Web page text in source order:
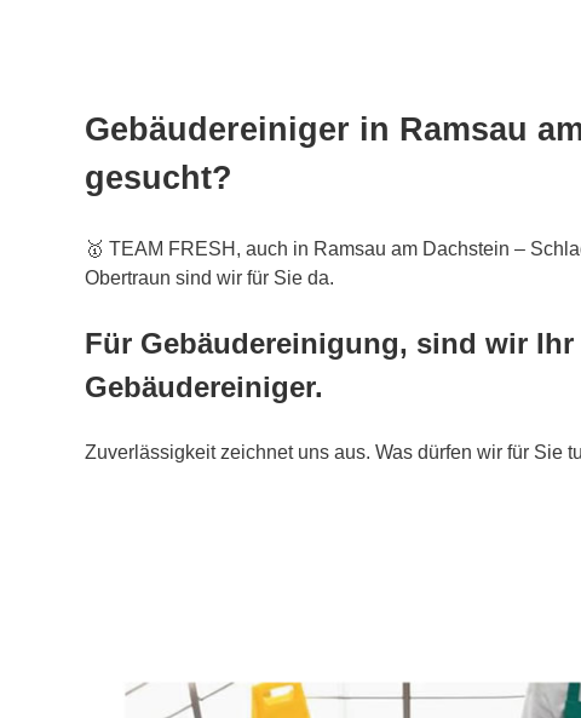
Gebäudereiniger in Ramsau
gesucht?
🥇 TEAM FRESH, auch in Ramsau am Dachstein –
Obertraun sind wir für Sie da.
Für Gebäudereinigung, sind wir Ihr
Gebäudereiniger.
Zuverlässigkeit zeichnet uns aus. Was dürfen wir für Sie